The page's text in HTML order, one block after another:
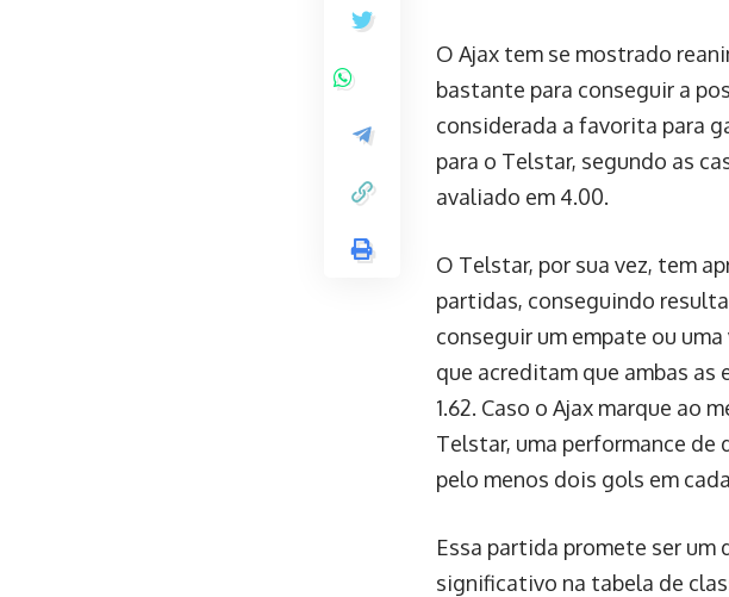
O Ajax tem se mostrado
bastante para conseguir a
considerada a favorita para
para o Telstar, segundo as
avaliado em 4.00.
O Telstar, por sua vez, tem
partidas, conseguindo
conseguir um empate ou
que acreditam que ambas as
1.62. Caso o Ajax marque ao
Telstar, uma performance de
pelo menos dois gols em
Essa partida promete ser um
significativo na tabela de